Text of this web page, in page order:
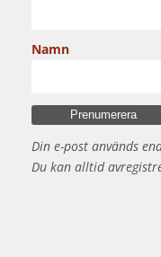
Namn
Din e-post används
Du kan alltid